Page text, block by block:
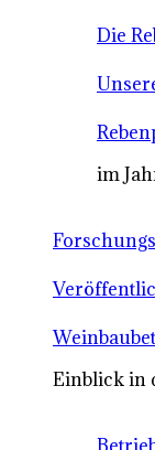
Die
im
Einblick in